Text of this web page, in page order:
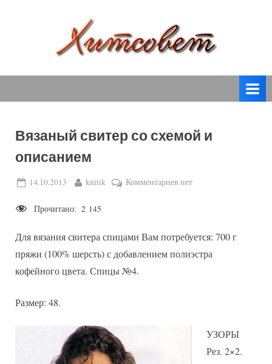
т
о
е
спицами,
крючком,
вязаные
модели
описанием
Вязаный свитер со схемой и
описанием
Posted
14.10.2013 By
knitik Комментариевк
со
схемой
нет
Прочитано: 2 145
Для вязания свитера спицами Вам потребуется: 700 г
пряжи (100% шерсть) с добавлением полиэстра
кофейного цвета. Спицы №4.
Размер: 48.
УЗОРЫ
Рез. 2×2.